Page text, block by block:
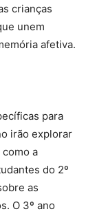
crianças
unem
afetiva.
para
irão explorar
a
do 2º
as
O 3º ano